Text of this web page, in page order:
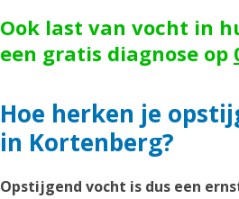
Ook last van vocht in
een gratis diagnose op
Hoe herken je
in Kortenberg?
Opstijgend vocht is dus een